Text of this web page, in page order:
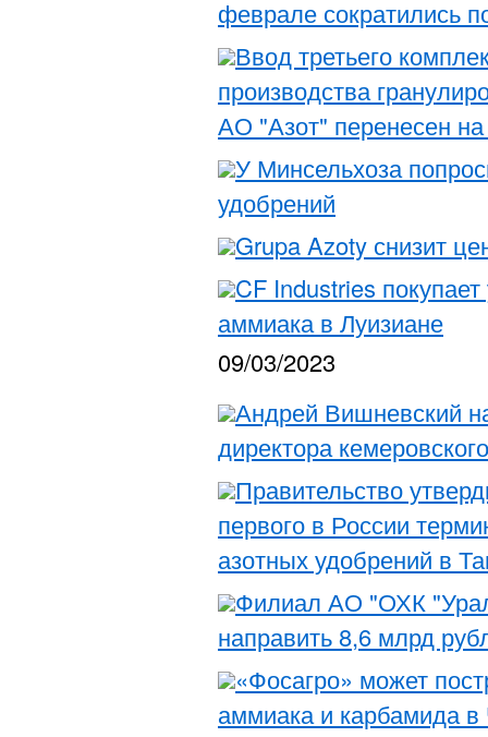
феврале сократились
Ввод третьего
производства
АО "Азот" перенесен на
У Минсельхоза
удобрений
Grupa Azoty снизит
CF Industries
аммиака в Луизиане
09/03/2023
Андрей Вишневский
директора
Правительство
первого в России
азотных удобрений в
Филиал АО "ОХК
направить 8,6 млрд
«Фосагро» может
аммиака и карбамида